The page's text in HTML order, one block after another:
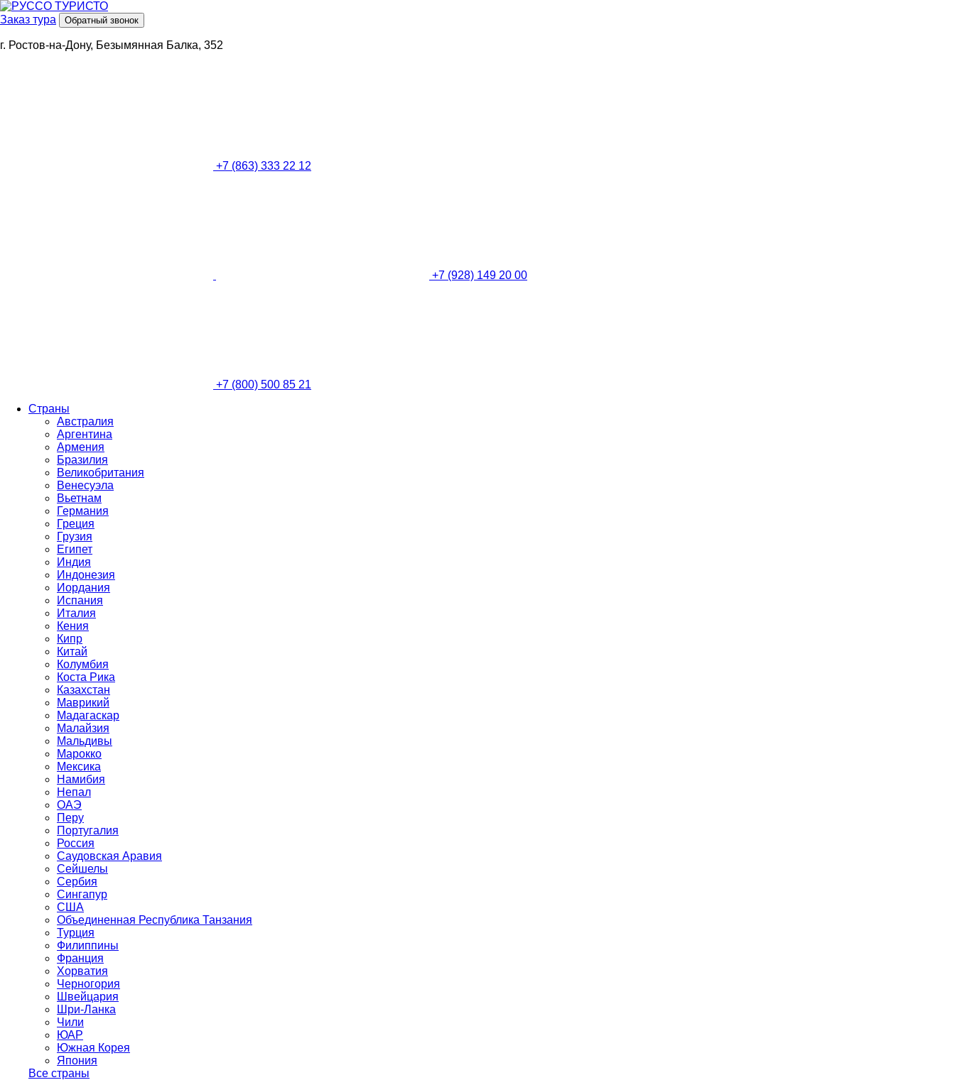
Заказ тура Обратный звонок
г. Ростов-на-Дону, Безымянная Балка, 352
+7 (863) 333 22 12
+7 (928) 149 20 00
+7 (800) 500 85 21
Страны
Австралия
Аргентина
Армения
Бразилия
Великобритания
Венесуэла
Вьетнам
Германия
Греция
Грузия
Египет
Индия
Индонезия
Иордания
Испания
Италия
Кения
Кипр
Китай
Колумбия
Коста Рика
Казахстан
Маврикий
Мадагаскар
Малайзия
Мальдивы
Марокко
Мексика
Намибия
Непал
ОАЭ
Перу
Португалия
Россия
Саудовская Аравия
Сейшелы
Сербия
Сингапур
США
Объединенная Республика Танзания
Турция
Филиппины
Франция
Хорватия
Черногория
Швейцария
Шри-Ланка
Чили
ЮАР
Южная Корея
Япония
Все страны